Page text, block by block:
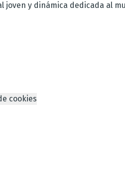
joven y dinámica dedicada al
cookies